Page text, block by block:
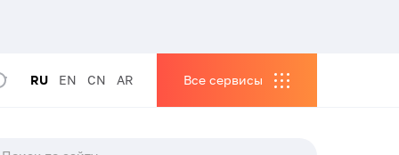
RU EN CN AR Все сервисы